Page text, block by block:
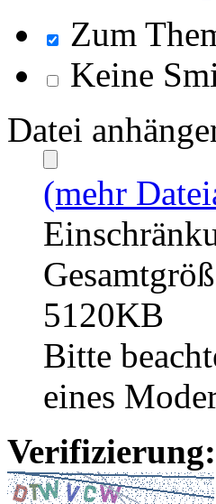
Zum
Keine
Datei
(mehr
5120KB
Bitte
eines
Verifizierung: